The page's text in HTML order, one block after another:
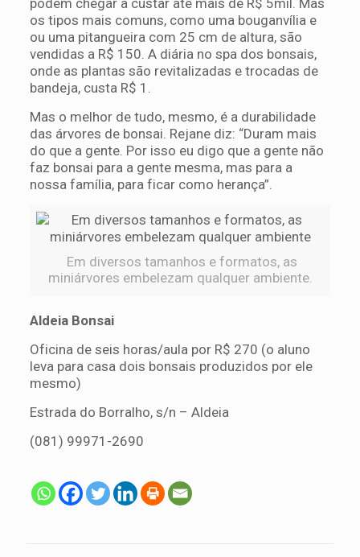
os tipos mais comuns, como uma bouganvília e
ou uma pitangueira com 25 cm de altura, são
vendidas a R$ 150. A diária no spa dos bonsais,
onde as plantas são revitalizadas e trocadas de
bandeja, custa R$ 1.
Mas o melhor de tudo, mesmo, é a durabilidade
das árvores de bonsai. Rejane diz: “Duram mais
do que a gente. Por isso eu digo que a gente não
faz bonsai para a gente mesma, mas para a
nossa família, para ficar como herança”.
Em diversos tamanhos e formatos, as
miniárvores embelezam qualquer ambiente.
Aldeia Bonsai
Oficina de seis horas/aula por R$ 270 (o aluno
leva para casa dois bonsais produzidos por ele
mesmo)
Estrada do Borralho, s/n – Aldeia
(081) 99971-2690